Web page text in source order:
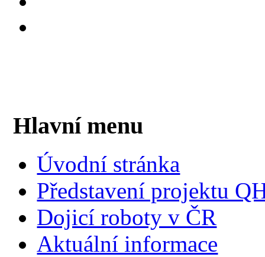
Hlavní menu
Úvodní stránka
Představení projektu
Dojicí roboty v ČR
Aktuální informace